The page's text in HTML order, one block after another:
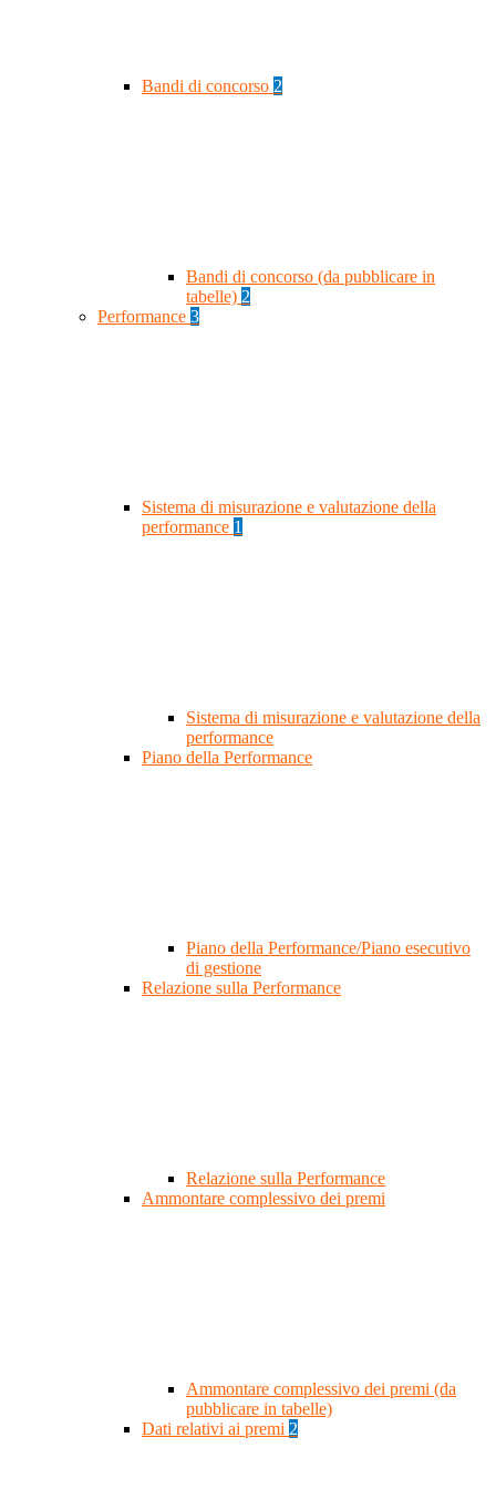
Bandi di concorso 2
Bandi di concorso (da pubblicare in
tabelle) 2
Performance 3
Sistema di misurazione e valutazione della
performance 1
Sistema di misurazione e valutazione della
performance
Piano della Performance
Piano della Performance/Piano esecutivo
di gestione
Relazione sulla Performance
Relazione sulla Performance
Ammontare complessivo dei premi
Ammontare complessivo dei premi (da
pubblicare in tabelle)
Dati relativi ai premi 2